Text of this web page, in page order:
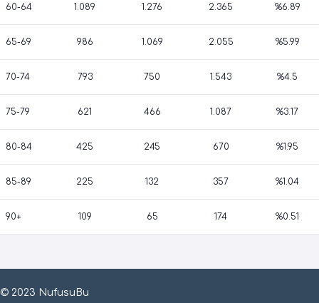
60-64 1.089 1.276 2.365 %6.89
65-69 986 1.069 2.055 %5.99
70-74 793 750 1.543 %4.5
75-79 621 466 1.087 %3.17
80-84 425 245 670 %1.95
85-89 225 132 357 %1.04
90+ 109 65 174 %0.51
© 2023 NufusuBu